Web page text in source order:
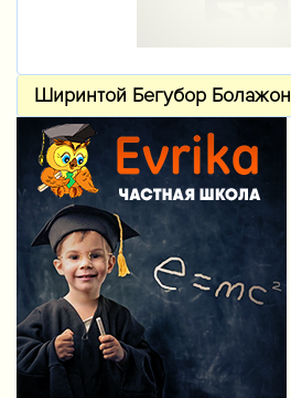
Ширинтой Бегубор Болажон